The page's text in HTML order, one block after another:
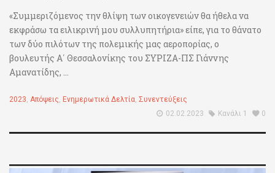
«Συμμεριζόμενος την θλίψη των οικογενειών θα ήθελα να
εκφράσω τα ειλικρινή μου συλλυπητήρια» είπε, για το θάνατο
των δύο πιλότων της πολεμικής μας αεροπορίας, ο
βουλευτής Α΄ Θεσσαλονίκης του ΣΥΡΙΖΑ-ΠΣ Γιάννης
Αμανατίδης, ...
2023, Απόψεις, Ενημερωτικά Δελτία, Συνεντεύξεις
02.02.2023
Κανάλι 1 0